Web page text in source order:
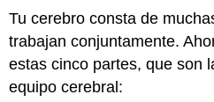
Tu cerebro consta de
trabajan conjuntamente.
estas cinco partes, que son
equipo cerebral: